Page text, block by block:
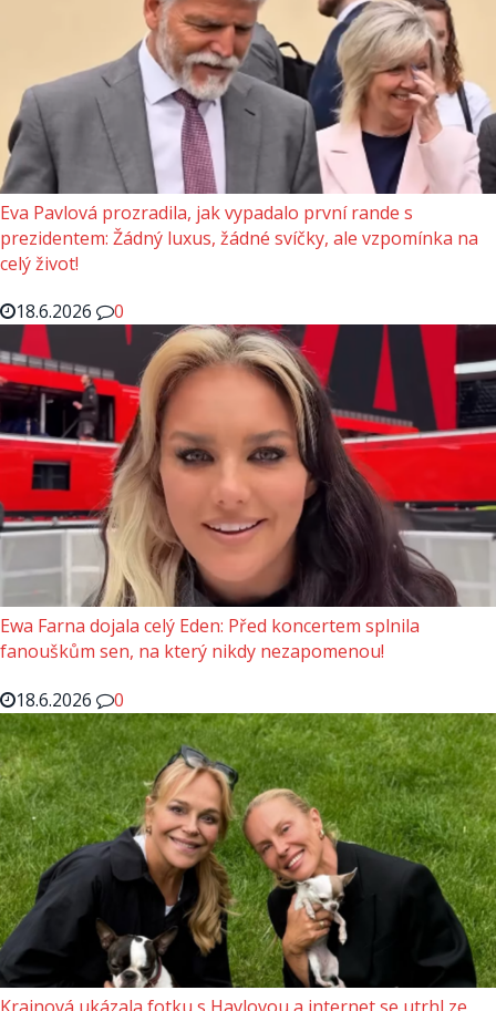
Eva Pavlová prozradila, jak vypadalo první rande s
prezidentem: Žádný luxus, žádné svíčky, ale vzpomínka na
celý život!
18.6.2026
0
Ewa Farna dojala celý Eden: Před koncertem splnila
fanouškům sen, na který nikdy nezapomenou!
18.6.2026
0